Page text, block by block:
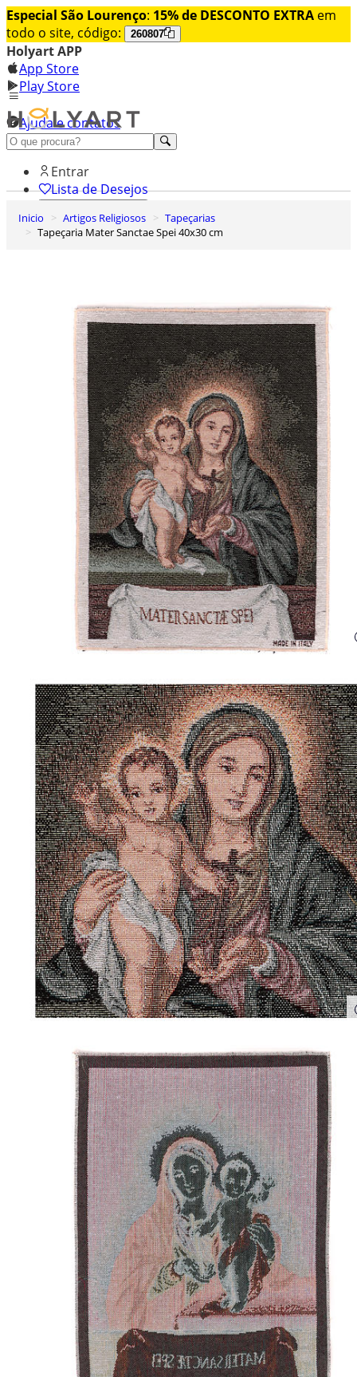
Especial São Lourenço: 15% de DESCONTO EXTRA em
todo o site, código:
260807
Holyart APP
App Store
Play Store
Ajuda e contatos
Conheça premium
Entrar
Lista de Desejos
0
Carrinho de Compras
Inicio Artigos Religiosos
Tapeçarias
Tapeçaria Mater Sanctae Spei 40x30 cm